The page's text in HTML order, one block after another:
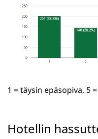
1 = täysin epäsopiva, 5
Hotellin